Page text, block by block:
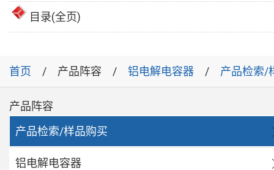
目录(全页)
首页 产品阵容 铝电解电容器 产品检索/
产品阵容
产品检索/样品购买
铝电解电容器